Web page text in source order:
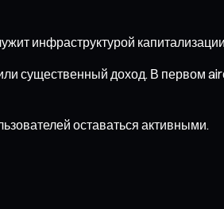
инфраструктурой
существенный доход. В первом
оставаться активными.